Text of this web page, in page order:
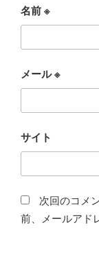
名前※
メール※
サイト
次回のコメ
前、メールアド